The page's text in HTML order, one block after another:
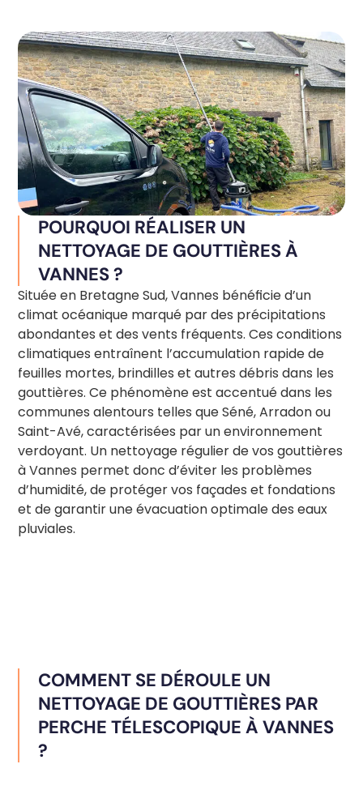
POURQUOI RÉALISER UN
NETTOYAGE DE GOUTTIÈRES À
VANNES ?
Située en Bretagne Sud, Vannes bénéficie d’un
climat océanique marqué par des précipitations
abondantes et des vents fréquents. Ces conditions
climatiques entraînent l’accumulation rapide de
feuilles mortes, brindilles et autres débris dans les
gouttières. Ce phénomène est accentué dans les
communes alentours telles que Séné, Arradon ou
Saint-Avé, caractérisées par un environnement
verdoyant. Un nettoyage régulier de vos gouttières
à Vannes permet donc d’éviter les problèmes
d’humidité, de protéger vos façades et fondations
et de garantir une évacuation optimale des eaux
pluviales.
COMMENT SE DÉROULE UN
NETTOYAGE DE GOUTTIÈRES PAR
PERCHE TÉLESCOPIQUE À VANNES
?